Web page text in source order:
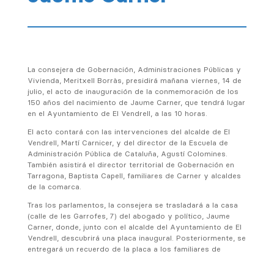
La consejera de Gobernación, Administraciones Públicas y
Vivienda, Meritxell Borràs, presidirá mañana viernes, 14 de
julio, el acto de inauguración de la conmemoración de los
150 años del nacimiento de Jaume Carner, que tendrá lugar
en el Ayuntamiento de El Vendrell, a las 10 horas.
El acto contará con las intervenciones del alcalde de El
Vendrell, Martí Carnicer, y del director de la Escuela de
Administración Pública de Cataluña, Agustí Colomines.
También asistirá el director territorial de Gobernación en
Tarragona, Baptista Capell, familiares de Carner y alcaldes
de la comarca.
Tras los parlamentos, la consejera se trasladará a la casa
(calle de les Garrofes, 7) del abogado y político, Jaume
Carner, donde, junto con el alcalde del Ayuntamiento de El
Vendrell, descubrirá una placa inaugural. Posteriormente, se
entregará un recuerdo de la placa a los familiares de